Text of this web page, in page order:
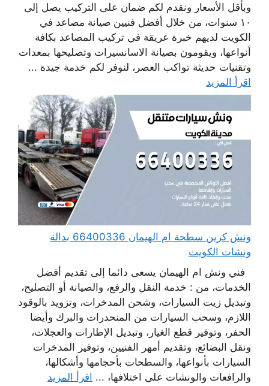
وبأقل الأسعار ونقدم لكم ضمان على التركيب يصل إلى
١٠ سنوات، من خلال أفضل فنيين صيانة مصاعد في
الكويت لديهم خبرة عريقة في تركيب المصاعد بكافة
أنواعها، ويقومون بصيانة الاسانسيرات وتصليحها بمعدات
وتقنيات حديثة تواكب العصر، لنوفر لكم خدمة جيدة ...
اقرأ المزيد
ونش كرين سطحة ام الهيمان 66400336 بدالة
ونشات الكويت
فني ونش ام الهيمان يسعى دائما إلى تقديم أفضل
الخدمات، من : خدمة النقل والرفع، والصيانة أو التصليح،
وتبديل زيت السيارات، وشحن المدخرات، وتزويد بالوقود
اللازم، وسحب السيارات من المنحدرات والبرك وأيضا
الحفر، وتوفير قطع الغيار، وتبديل الإطارات والعجلات،
ونقل البضائع، وتقديم أمهر الفنيين، وتوفير المدخرات
السيارات بأنواعها، والسطحات بأحجامها وأشكالها،
والرافعات والونشات على اختلافها، ... اقرأ المزيد